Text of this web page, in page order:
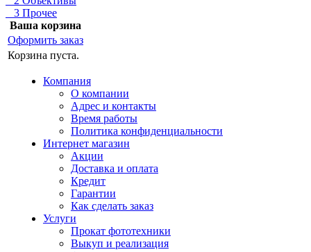
3 Прочее
Ваша корзина
Оформить заказ
Корзина пуста.
Компания
О компании
Адрес и контакты
Время работы
Политика конфиденциальности
Интернет магазин
Акции
Доставка и оплата
Кредит
Гарантии
Как сделать заказ
Услуги
Прокат фототехники
Выкуп и реализация